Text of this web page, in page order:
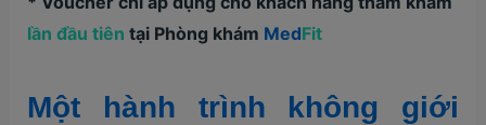
lần đầu tiên tại Phòng khám MedFit
Một hành trình không giới